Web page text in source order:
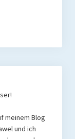
meinem Blog
und ich